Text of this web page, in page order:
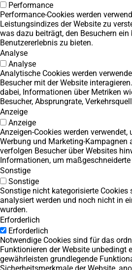
Performance
Performance-Cookies werden
Leistungsindizes der Website zu
was dazu beiträgt, den Besuchern ein
Benutzererlebnis zu bieten.
Analyse
Analyse
Analytische Cookies werden
Besucher mit der Website
dabei, Informationen über Metriken
Besucher, Absprungrate,
Anzeige
Anzeige
Anzeigen-Cookies werden verwendet,
Werbung und Marketing-Kampagnen
verfolgen Besucher über Websites
Informationen, um
Sonstige
Sonstige
Sonstige nicht kategorisierte Cookies
analysiert werden und noch nicht in
wurden.
Erforderlich
Erforderlich
Notwendige Cookies sind für das
Funktionieren der Website unbedingt
gewährleisten grundlegende